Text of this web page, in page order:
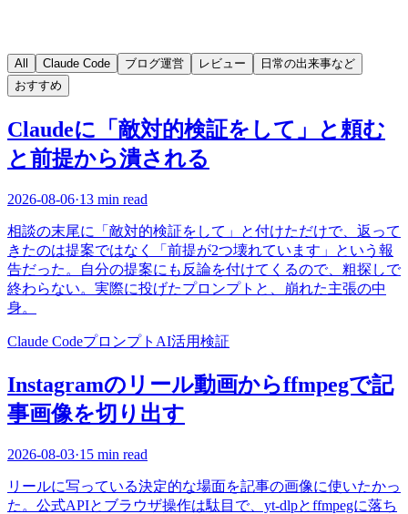
All Claude Code ブログ運営 レビュー
日常の出来事など
おすすめ
Claudeに「敵対的検証をして」と頼む
と前提から潰される
2026-08-06·13 min read
相談の末尾に「敵対的検証をして」と付けただけで、返って
きたのは提案ではなく「前提が2つ壊れています」という報
告だった。自分の提案にも反論を付けてくるので、粗探しで
終わらない。実際に投げたプロンプトと、崩れた主張の中
身。
Claude Codeプロンプト AI活用検証
Instagramのリール動画からffmpegで記
事画像を切り出す
2026-08-03·15 min read
リールに写っている決定的な場面を記事の画像に使いたかっ
た。公式APIとブラウザ操作は駄目で、yt-dlpとffmpegに落ち